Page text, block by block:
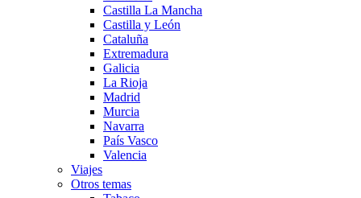
Castilla La Mancha
Castilla y León
Cataluña
Extremadura
Galicia
La Rioja
Madrid
Murcia
Navarra
País Vasco
Valencia
Viajes
Otros temas